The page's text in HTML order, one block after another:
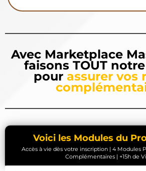
Avec Marketplace
faisons TOUT
pour assurer vos
Voici les Modules du
Accès à vie dès votre inscription | 4 Modules
Complémentaires | +15h de